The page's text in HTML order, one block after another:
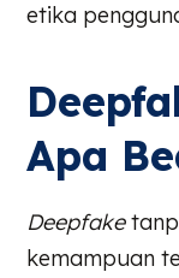
etika
Apa
Deepfake
kemampuan